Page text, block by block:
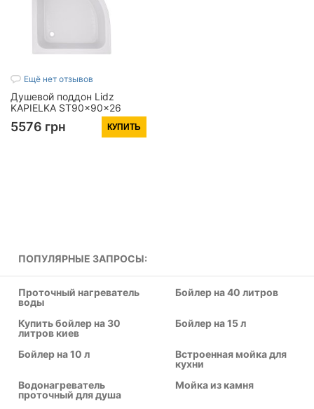
Ещё нет отзывов
Душевой поддон Lidz
KAPIELKA ST90x90x26
(29484)
5576 грн КУПИТЬ
ПОПУЛЯРНЫЕ ЗАПРОСЫ:
Проточный нагреватель
воды
Бойлер на 40 литров
Купить бойлер на 30
литров киев
Бойлер на 15 л
Бойлер на 10 л
Встроенная мойка для
кухни
Водонагреватель
проточный для душа
Мойка из камня